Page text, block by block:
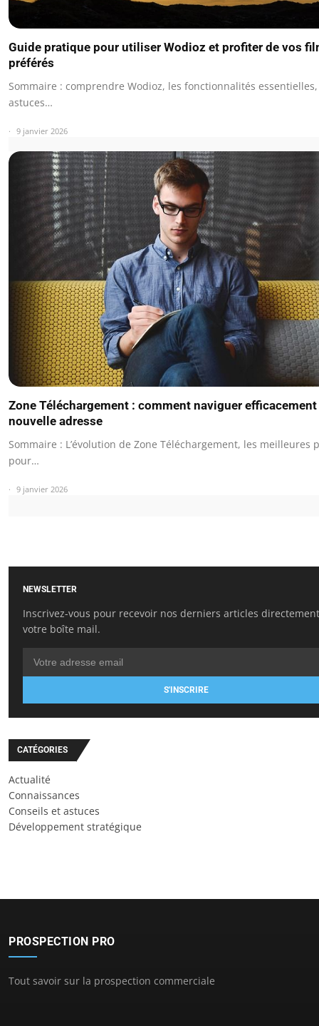
Guide pratique pour utiliser Wodioz et profiter de vos
préférés
Sommaire : comprendre Wodioz, les fonctionnalités
astuces…
9 janvier 2026
Zone Téléchargement : comment naviguer efficacement
nouvelle adresse
Sommaire : L’évolution de Zone Téléchargement, les meilleures
pour…
9 janvier 2026
NEWSLETTER
Inscrivez-vous pour recevoir nos derniers articles
votre boîte mail.
S'INSCRIRE
CATÉGORIES
Actualité
Connaissances
Conseils et astuces
Développement stratégique
PROSPECTION PRO
Tout savoir sur la prospection commerciale